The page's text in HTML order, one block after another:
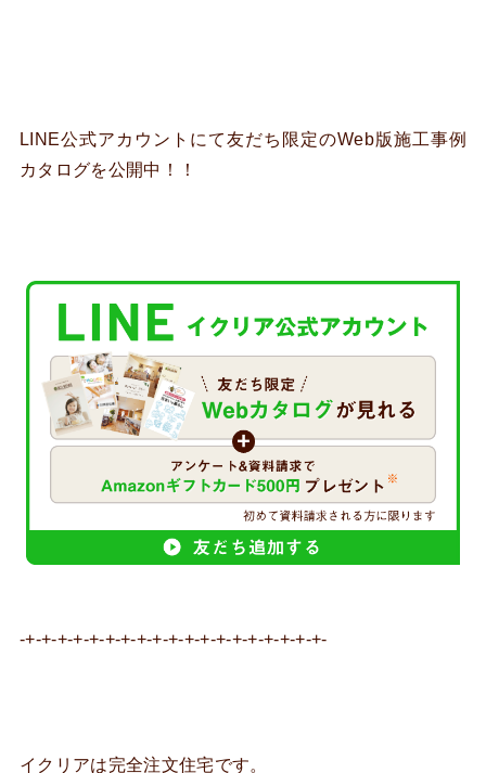
LINE公式アカウントにて友だち限定のWeb版施工事例
カタログを公開中！！
-+-+-+-+-+-+-+-+-+-+-+-+-+-+-+-+-+-+-+-
イクリアは完全注文住宅です。